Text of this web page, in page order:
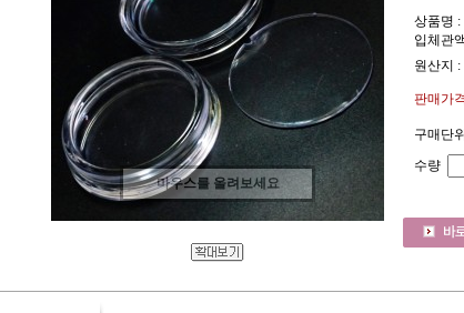
마우스를 올려보세요
상품명 :
입체관
원산지
판매가
구매단
수량